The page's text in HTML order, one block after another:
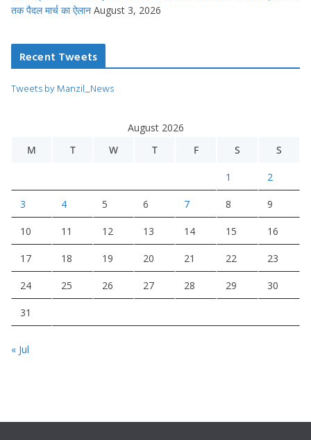
तक पैदल मार्च का ऐलान August 3, 2026
Recent Tweets
Tweets by Manzil_News
August 2026
M
T W T F S S
1 2
3 4 5 6 7 8 9
10 11 12 13 14 15 16
17 18 19 20 21 22 23
24 25 26 27 28 29 30
31
« Jul